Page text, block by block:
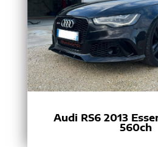
Audi RS6 2013
560ch